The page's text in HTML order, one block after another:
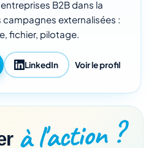
B2B dans la
externalisées :
fichier, pilotage.
LinkedIn Voir le profil
à l'action ?